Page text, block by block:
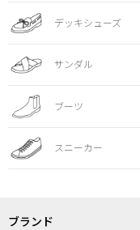
デッキシューズ
サンダル
ブーツ
スニーカー
ブランド